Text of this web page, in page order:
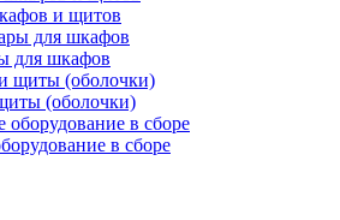
и щитов
для шкафов
(оболочки)
в сборе